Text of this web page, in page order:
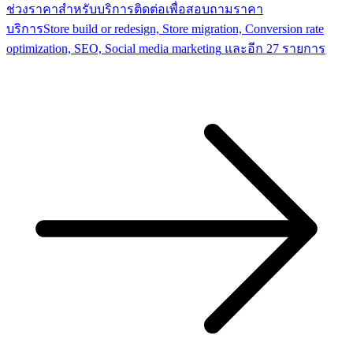
ช่วงราคาสำหรับบริการติดต่อเพื่อสอบถามราคา
บริการStore build or redesign, Store migration, Conversion rate
optimization, SEO, Social media marketing และอีก 27 รายการ